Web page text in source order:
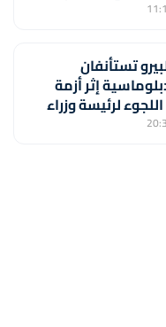
تستأنفان
إثر أزمة
لرئيسة وزراء